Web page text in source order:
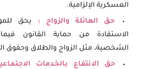
العسكرية الإلزامية.
حق العائلة والزواج : يحق
الاستفادة من حماية القانون
الشخصية، مثل الزواج والطلاق وحقوق
حق الانتفاع بالخدمات